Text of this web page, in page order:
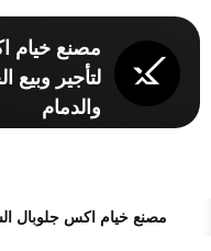
تجاوز إلى المحتوى
مصنع خيام
لتأجير
والدمام
مصنع خيام اكس جلوبال